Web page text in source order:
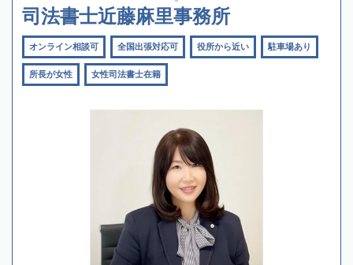
司法書士近藤麻里事務所
オンライン相談可 全国出張対応可 役所から近い 駐車場あり
所長が女性 女性司法書士在籍